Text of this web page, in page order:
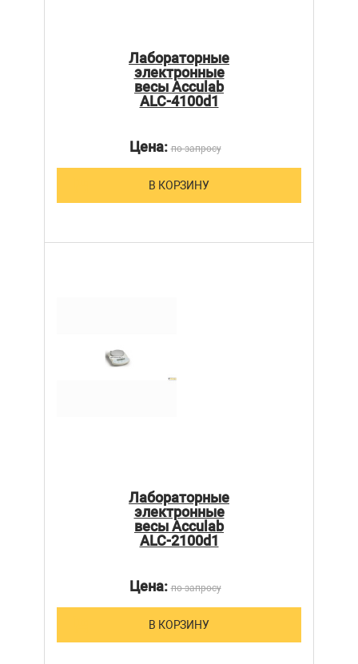
Лабораторные
электронные
весы Acculab
ALC-4100d1
Цена:по запросу
В КОРЗИНУ
Лабораторные
электронные
весы Acculab
ALC-2100d1
Цена:по запросу
В КОРЗИНУ